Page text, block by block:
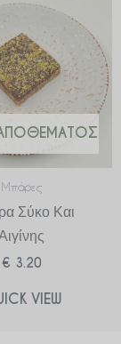
Μπάρες
Σύκο Και
€ 3.20
VIEW